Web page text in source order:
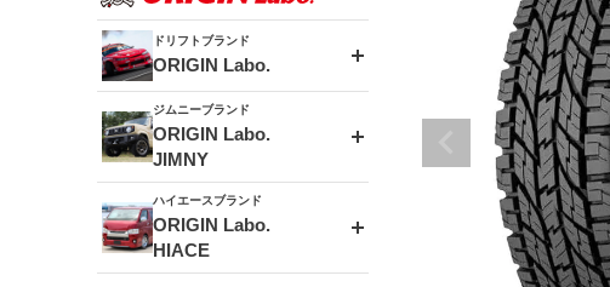
ドリフトブランド
ORIGIN Labo.
エアロシリーズ
ドリフトライン
風神(180SX)
フロントフェンダー
リアフェンダー
ジムニーブランド
ORIGIN Labo.
JIMNY
アルミホイール
MUD-ZEUS
アルミホイール
ハイエースブランド
ORIGIN Labo.
HIACE